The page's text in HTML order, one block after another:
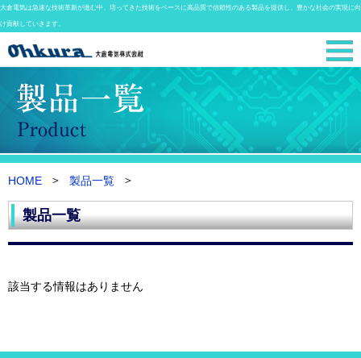
大倉電気は急速な技術革新が進む中、培ってきた技術をベースに高品質で信頼性のある製品を提供し、豊かな社会の実現に向
け貢献していきます。
HOME 製品一覧
製品一覧
該当する情報はありません